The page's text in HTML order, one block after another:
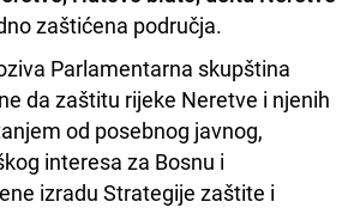
zaštićena područja.
Parlamentarna skupština
da zaštitu rijeke Neretve i njenih
od posebnog javnog,
interesa za Bosnu i
izradu Strategije zaštite i